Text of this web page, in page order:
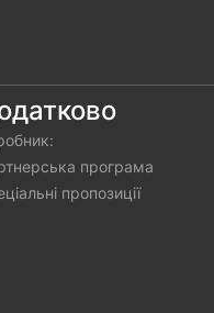
A26
Galaxy A26
програма
пропозиції